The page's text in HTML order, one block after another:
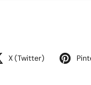
X (Twitter)